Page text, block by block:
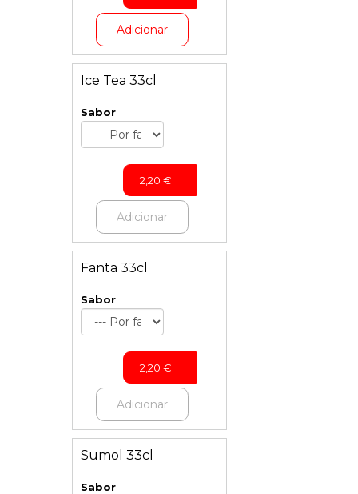
Adicionar
Ice Tea 33cl
Sabor
2,20 €
Adicionar
Fanta 33cl
Sabor
2,20 €
Adicionar
Sumol 33cl
Sabor